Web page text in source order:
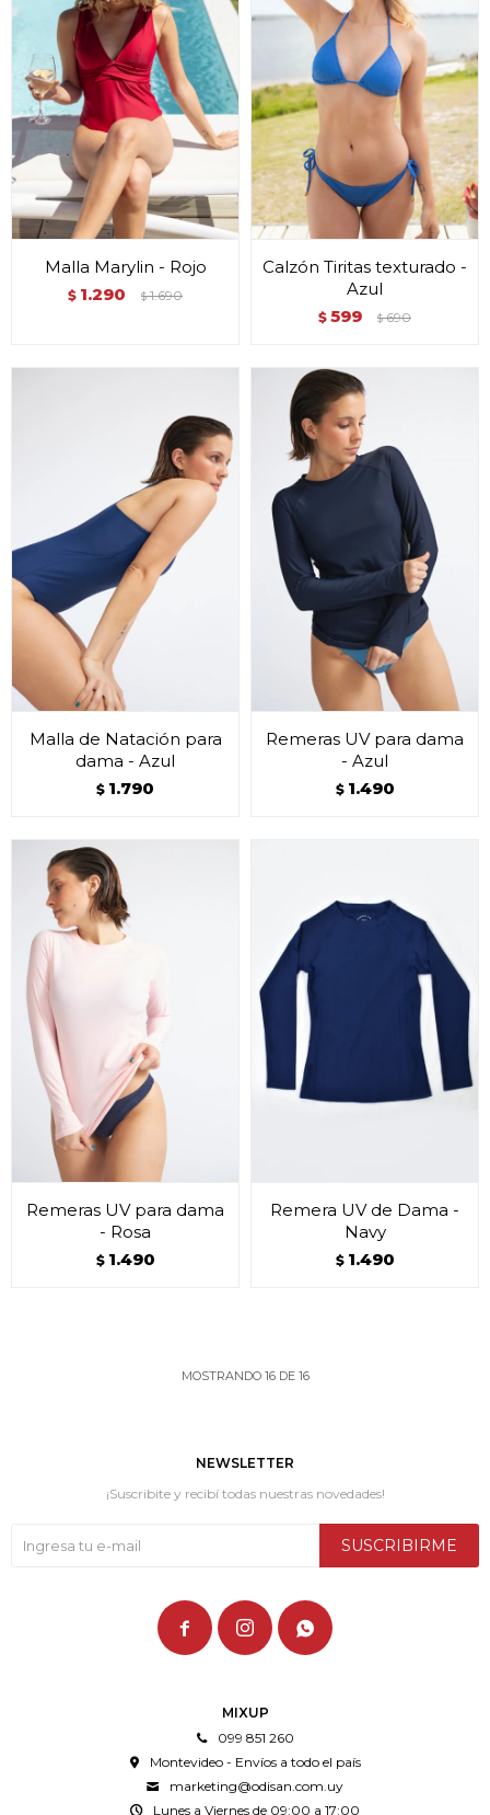
Malla Marylin - Rojo
$ 1.290 $ 1.690
Calzón Tiritas texturado -
Azul
$ 599 $ 690
Malla de Natación para
dama - Azul
$ 1.790
Remeras UV para dama
- Azul
$ 1.490
Remeras UV para dama
- Rosa
$ 1.490
Remera UV de Dama -
Navy
$ 1.490
MOSTRANDO 16DE 16
MIXUP
099 851 260
Montevideo - Envíos a todo el país
marketing@odisan.com.uy
Lunes a Viernes de 09:00 a 17:00
NEWSLETTER
¡Suscribite y recibí todas nuestras novedades!
SUSCRIBIRME
  